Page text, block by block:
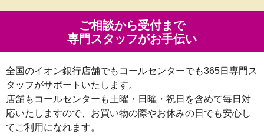
ご相談から受付まで
専門スタッフがお手伝い
全国のイオン銀行店舗でもコールセンターでも365日専門ス
タッフがサポートいたします。
店舗もコールセンターも土曜・日曜・祝日を含めて毎日対
応いたしますので、お買い物の際やお休みの日でも安心し
てご利用になれます。